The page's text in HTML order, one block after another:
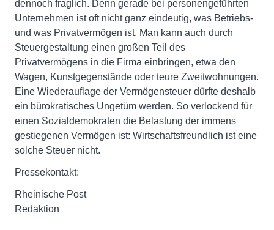
dennoch fraglich. Denn gerade bei personengeführten
Unternehmen ist oft nicht ganz eindeutig, was Betriebs-
und was Privatvermögen ist. Man kann auch durch
Steuergestaltung einen großen Teil des
Privatvermögens in die Firma einbringen, etwa den
Wagen, Kunstgegenstände oder teure Zweitwohnungen.
Eine Wiederauflage der Vermögensteuer dürfte deshalb
ein bürokratisches Ungetüm werden. So verlockend für
einen Sozialdemokraten die Belastung der immens
gestiegenen Vermögen ist: Wirtschaftsfreundlich ist eine
solche Steuer nicht.
Pressekontakt:
Rheinische Post
Redaktion